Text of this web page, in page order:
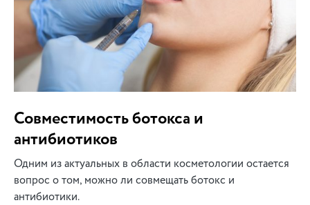
Совместимость ботокса и
антибиотиков
Одним из актуальных в области косметологии остается
вопрос о том, можно ли совмещать ботокс и
антибиотики.